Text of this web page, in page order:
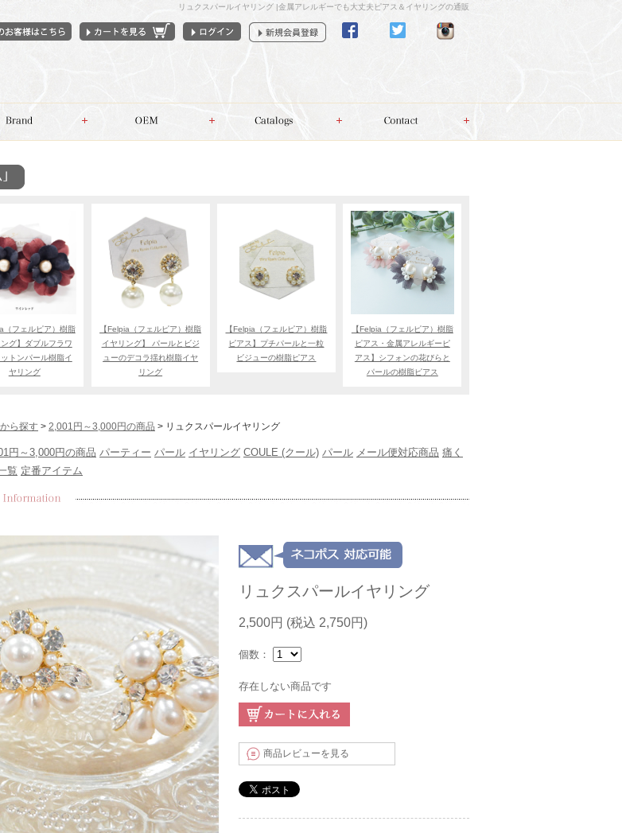
リュクスパールイヤリング |金属アレルギーでも大丈夫ピアス＆イヤリングの通販
（フェルピア）樹脂
グ】ダブルフラワ
トンパール樹脂イ
ヤリング
【Felpia（フェルピア）樹脂
イヤリング】 パールとビジ
ューのデコラ揺れ樹脂イヤ
リング
【Felpia（フェルピア）樹脂
ピアス】プチパールと一粒
ビジューの樹脂ピアス
【Felpia（フェルピア）樹脂
ピアス・金属アレルギーピ
アス】シフォンの花びらと
パールの樹脂ピアス
ら探す > 2,001円～3,000円の商品 > リュクスパールイヤリング
円～3,000円の商品 パーティー パール イヤリング COULE (クール) パール メール便対応商品 痛く
覧 定番アイテム
リュクスパールイヤリング
2,500円 (税込 2,750円)
個数：
存在しない商品です
商品レビューを見る